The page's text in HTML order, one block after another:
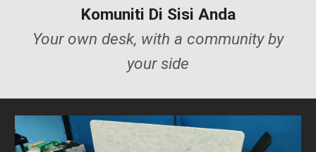
Komuniti Di Sisi Anda
Your own desk, with a community by
your side